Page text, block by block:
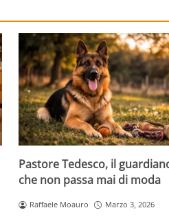
Pastore Tedesco, il
che non passa mai di moda
Raffaele Moauro Marzo 3, 2026